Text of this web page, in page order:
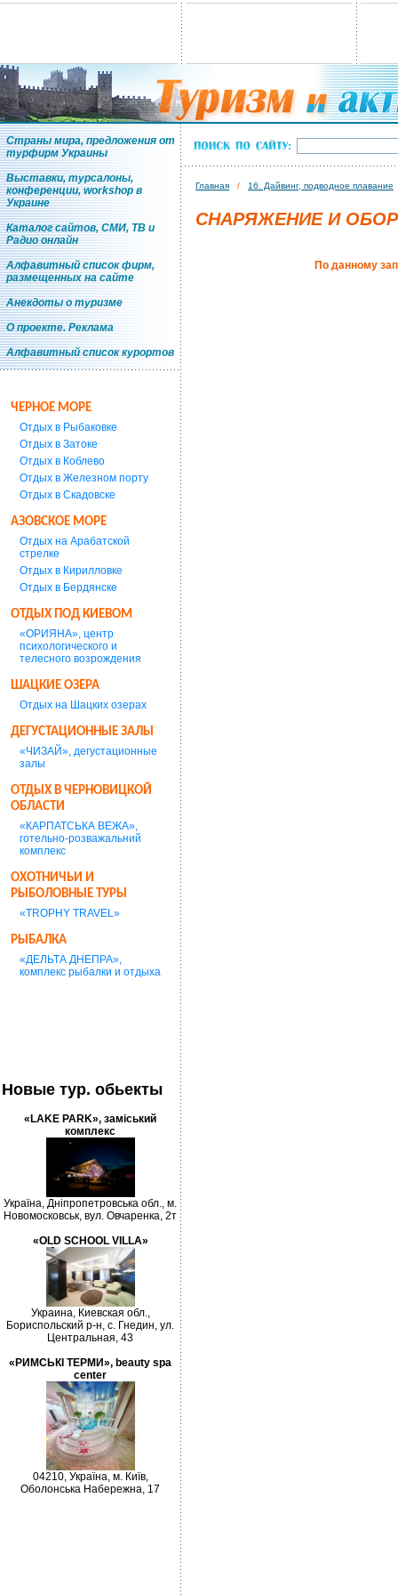
Страны мира, предложения от
турфирм Украины
Выставки, турсалоны,
конференции, workshop в
Украине
Каталог сайтов, СМИ, ТВ и
Радио онлайн
Алфавитный список фирм,
размещенных на сайте
Анекдоты о туризме
О проекте. Реклама
Алфавитный список курортов
ЧЕРНОЕ МОРЕ
Отдых в Рыбаковке
Отдых в Затоке
Отдых в Коблево
Отдых в Железном порту
Отдых в Скадовске
АЗОВСКОЕ МОРЕ
Отдых на Арабатской
стрелке
Отдых в Кирилловке
Отдых в Бердянске
ОТДЫХ ПОД КИЕВОМ
«ОРИЯНА», центр
психологического и
телесного возрождения
ШАЦКИЕ ОЗЕРА
Отдых на Шацких озерах
ДЕГУСТАЦИОННЫЕ ЗАЛЫ
«ЧИЗАЙ», дегустационные
залы
ОТДЫХ В ЧЕРНОВИЦКОЙ
ОБЛАСТИ
«КАРПАТСЬКА ВЕЖА»,
готельно-розважальний
комплекс
ОХОТНИЧЬИ И
РЫБОЛОВНЫЕ ТУРЫ
«TROPHY TRAVEL»
РЫБАЛКА
«ДЕЛЬТА ДНЕПРА»,
комплекс рыбалки и отдыха
Новые тур. обьекты
«LAKE PARK», заміський
комплекс
Україна, Дніпропетровська обл., м.
Новомосковськ, вул. Овчаренка, 2т
«OLD SCHOOL VILLA»
Украина, Киевская обл.,
Бориспольский р-н, с. Гнедин, ул.
Центральная, 43
«РИМСЬКІ ТЕРМИ», beauty spa
center
04210, Україна, м. Київ,
Оболонська Набережна, 17
Главная / 16. Дайвинг, подводное плавание
СНАРЯЖЕНИЕ И
По данному